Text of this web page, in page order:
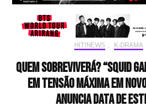
HIT!NEWS K-DRAMA
Quem sobreviverá? “Squid
em tensão máxima em
anuncia data de